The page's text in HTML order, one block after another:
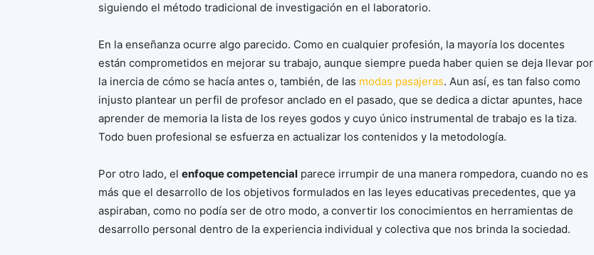
siguiendo el método tradicional de investigación en el laboratorio.
En la enseñanza ocurre algo parecido. Como en cualquier profesión, la mayoría los docentes
están comprometidos en mejorar su trabajo, aunque siempre pueda haber quien se deja llevar por
la inercia de cómo se hacía antes o, también, de las modas pasajeras. Aun así, es tan falso como
injusto plantear un perfil de profesor anclado en el pasado, que se dedica a dictar apuntes, hace
aprender de memoria la lista de los reyes godos y cuyo único instrumental de trabajo es la tiza.
Todo buen profesional se esfuerza en actualizar los contenidos y la metodología.
Por otro lado, el enfoque competencial parece irrumpir de una manera rompedora, cuando no es
más que el desarrollo de los objetivos formulados en las leyes educativas precedentes, que ya
aspiraban, como no podía ser de otro modo, a convertir los conocimientos en herramientas de
desarrollo personal dentro de la experiencia individual y colectiva que nos brinda la sociedad.